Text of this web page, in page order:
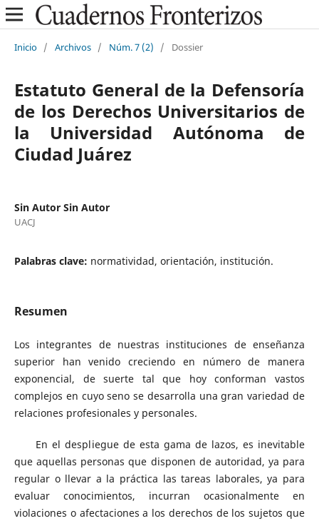
Inicio / Archivos / Núm. 7 (2) / Dossier
Estatuto General de la Defensoría
de los Derechos Universitarios de
la Universidad Autónoma de
Ciudad Juárez
Sin Autor Sin Autor
UACJ
Palabras clave: normatividad, orientación, institución.
Resumen
Los integrantes de nuestras instituciones de enseñanza
superior han venido creciendo en número de manera
exponencial, de suerte tal que hoy conforman vastos
complejos en cuyo seno se desarrolla una gran variedad de
relaciones profesionales y personales.
En el despliegue de esta gama de lazos, es inevitable
que aquellas personas que disponen de autoridad, ya para
regular o llevar a la práctica las tareas laborales, ya para
evaluar conocimientos, incurran ocasionalmente en
violaciones o afectaciones a los derechos de los sujetos que